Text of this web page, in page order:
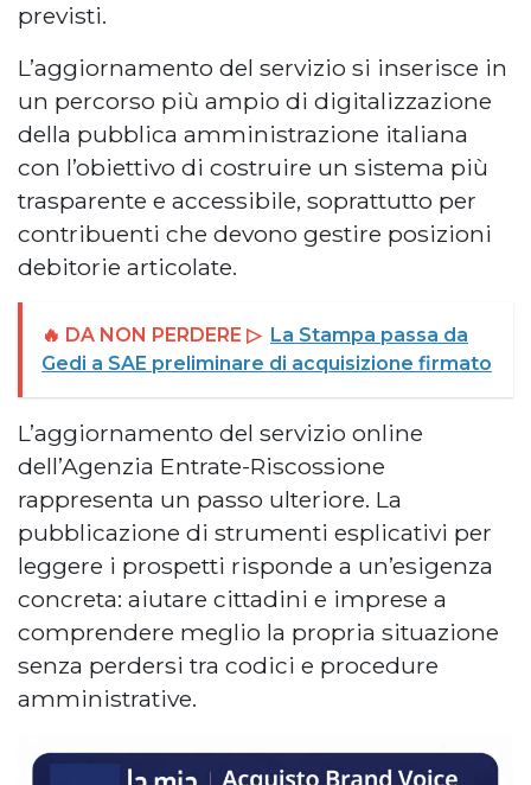
previsti.
L’aggiornamento del servizio si inserisce in
un percorso più ampio di digitalizzazione
della pubblica amministrazione italiana
con l’obiettivo di costruire un sistema più
trasparente e accessibile, soprattutto per
contribuenti che devono gestire posizioni
debitorie articolate.
🔥 DA NON PERDERE ▷ La Stampa passa da
Gedi a SAE preliminare di acquisizione firmato
L’aggiornamento del servizio online
dell’Agenzia Entrate-Riscossione
rappresenta un passo ulteriore. La
pubblicazione di strumenti esplicativi per
leggere i prospetti risponde a un’esigenza
concreta: aiutare cittadini e imprese a
comprendere meglio la propria situazione
senza perdersi tra codici e procedure
amministrative.